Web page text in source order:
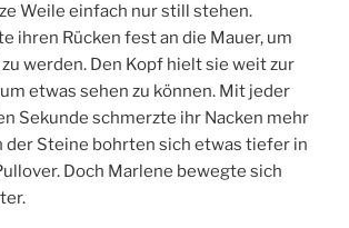
Weile einfach nur still stehen.
ihren Rücken fest an die Mauer, um
werden. Den Kopf hielt sie weit zur
etwas sehen zu können. Mit jeder
Sekunde schmerzte ihr Nacken mehr
der Steine bohrten sich etwas tiefer in
Doch Marlene bewegte sich